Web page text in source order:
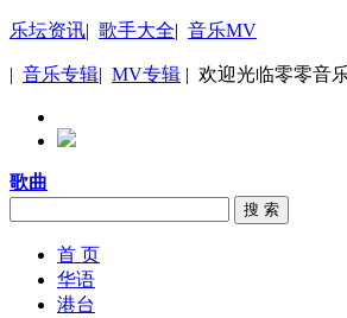
乐坛资讯| 歌手大全| 音乐MV
| 音乐专辑| MV专辑 | 欢迎光临零零音
歌曲
搜 索
首 页
华语
港台